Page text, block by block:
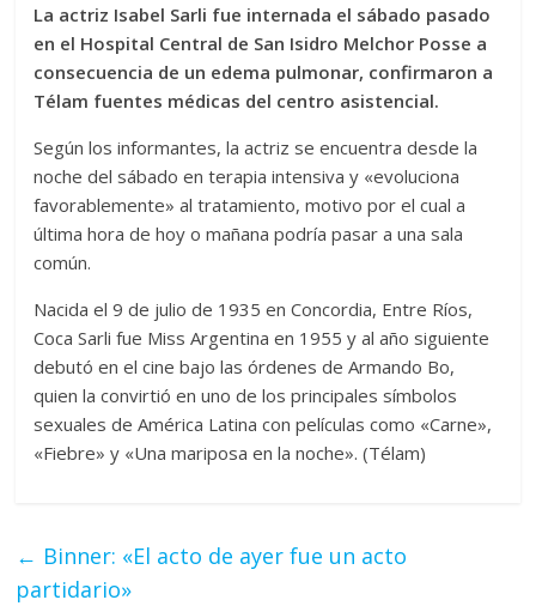
La actriz Isabel Sarli fue internada el sábado pasado
en el Hospital Central de San Isidro Melchor Posse a
consecuencia de un edema pulmonar, confirmaron a
Télam fuentes médicas del centro asistencial.
Según los informantes, la actriz se encuentra desde la
noche del sábado en terapia intensiva y «evoluciona
favorablemente» al tratamiento, motivo por el cual a
última hora de hoy o mañana podría pasar a una sala
común.
Nacida el 9 de julio de 1935 en Concordia, Entre Ríos,
Coca Sarli fue Miss Argentina en 1955 y al año siguiente
debutó en el cine bajo las órdenes de Armando Bo,
quien la convirtió en uno de los principales símbolos
sexuales de América Latina con películas como «Carne»,
«Fiebre» y «Una mariposa en la noche». (Télam)
← Binner: «El acto de ayer fue un acto
partidario»